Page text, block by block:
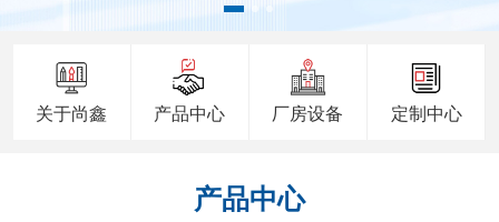
关于尚鑫 产品中心 厂房设备 定制中心
产品中心